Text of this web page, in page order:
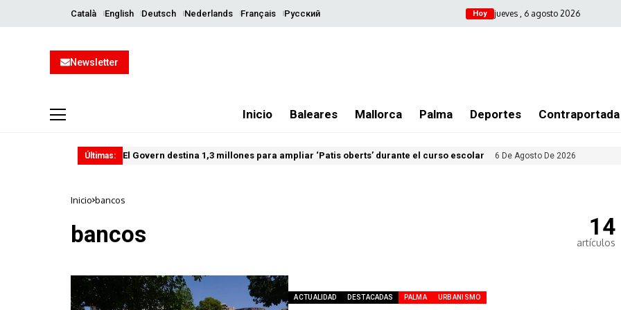
Català English Deutsch Nederlands Français Русский Hoy jueves , 6 agosto 2026
Newsletter
Inicio Baleares Mallorca Palma Deportes Contraportada
Últimas: El Govern destina 1,3 millones para ampliar ‘Patis oberts’ durante el curso escolar 6 De Agosto De 2026
Inicio bancos
bancos 14
artículos
ACTUALIDAD DESTACADAS PALMA URBANISMO